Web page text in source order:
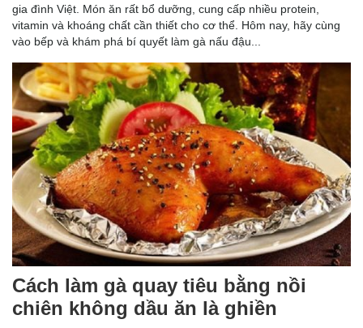
gia đình Việt. Món ăn rất bổ dưỡng, cung cấp nhiều protein,
vitamin và khoáng chất cần thiết cho cơ thể. Hôm nay, hãy cùng
vào bếp và khám phá bí quyết làm gà nấu đậu...
Cách làm gà quay tiêu bằng nồi
chiên không dầu ăn là ghiền